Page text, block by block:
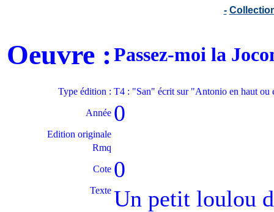
-
Oeuvre :Passez-moi la
Type édition : T4 : "San" écrit sur "Antonio en haut ou
Année 0
Edition originale
Rmq
Cote 0
Texte Un petit loulou